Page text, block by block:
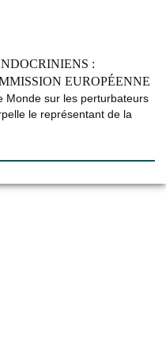
:
EUROPÉENNE
Monde sur les perturbateurs
le représentant de la